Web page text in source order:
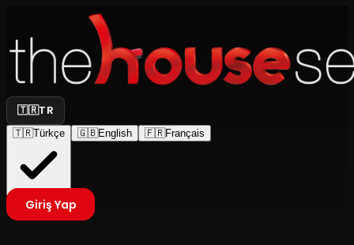
🇹🇷TR
🇹🇷Türkçe 🇬🇧English 🇫🇷Français
Giriş Yap